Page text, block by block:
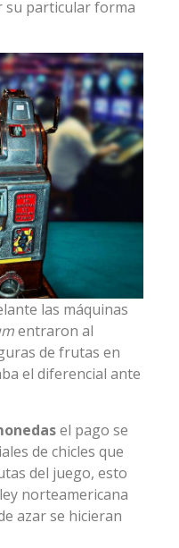
su particular forma
las máquinas
entraron al
de frutas en
el diferencial ante
el pago se
de chicles que
del juego, esto
norteamericana
azar se hicieran